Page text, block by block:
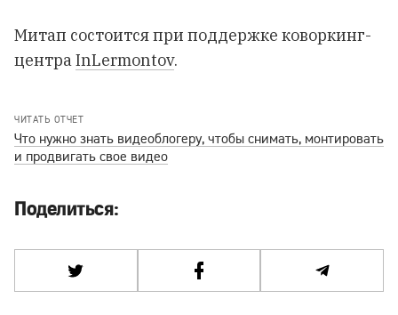
Митап состоится при поддержке коворкинг-
центраInLermontov.
ЧИТАТЬ ОТЧЕТ
Что нужно знать видеоблогеру, чтобы снимать, монтировать
и продвигать свое видео
Поделиться: